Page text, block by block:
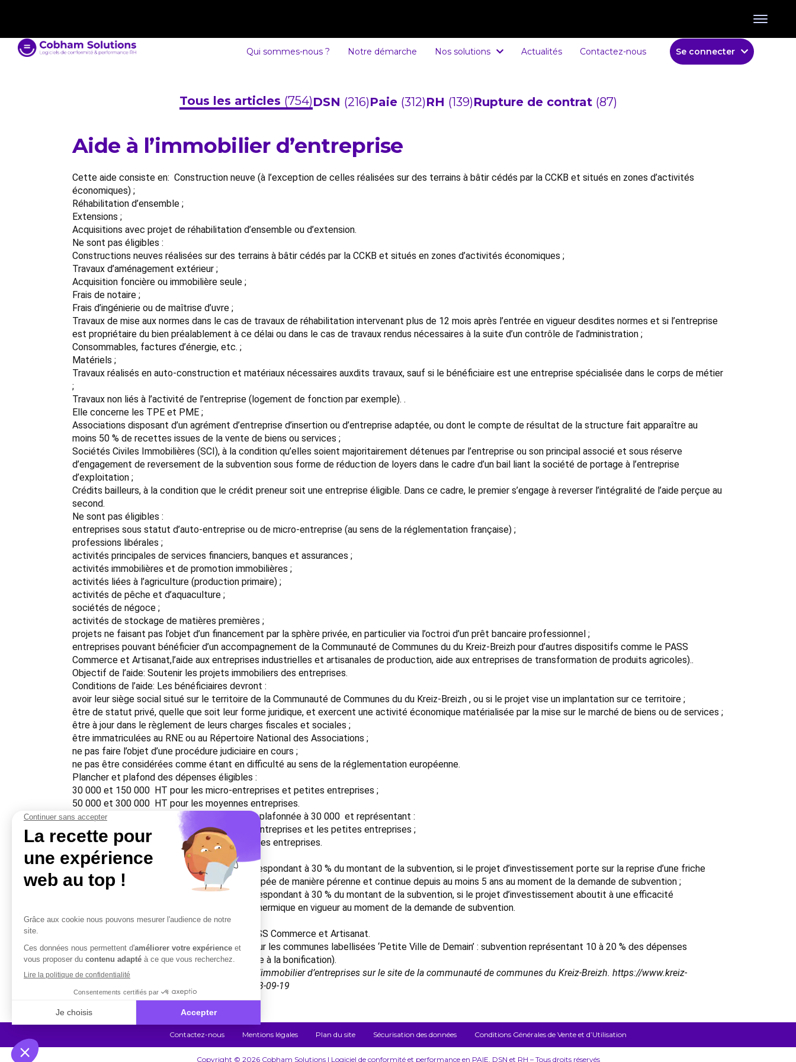
Qui sommes-nous ? Notre démarche Nos solutions Actualités Contactez-nous Se connecter
Tous les articles (754)DSN (216)Paie (312)RH (139)Rupture de contrat (87)
Aide à l’immobilier d’entreprise
Cette aide consiste en: Construction neuve (à l’exception de celles réalisées sur des terrains à bâtir cédés par la CCKB et situés en zones d’activités
économiques) ;
Réhabilitation d’ensemble ;
Extensions ;
Acquisitions avec projet de réhabilitation d’ensemble ou d’extension.
Ne sont pas éligibles :
Constructions neuves réalisées sur des terrains à bâtir cédés par la CCKB et situés en zones d’activités économiques ;
Travaux d’aménagement extérieur ;
Acquisition foncière ou immobilière seule ;
Frais de notaire ;
Frais d’ingénierie ou de maîtrise d’uvre ;
Travaux de mise aux normes dans le cas de travaux de réhabilitation intervenant plus de 12 mois après l’entrée en vigueur desdites normes et si l’entreprise
est propriétaire du bien préalablement à ce délai ou dans le cas de travaux rendus nécessaires à la suite d’un contrôle de l’administration ;
Consommables, factures d’énergie, etc. ;
Matériels ;
Travaux réalisés en auto-construction et matériaux nécessaires auxdits travaux, sauf si le bénéficiaire est une entreprise spécialisée dans le corps de métier
;
Travaux non liés à l’activité de l’entreprise (logement de fonction par exemple). .
Elle concerne les TPE et PME ;
Associations disposant d’un agrément d’entreprise d’insertion ou d’entreprise adaptée, ou dont le compte de résultat de la structure fait apparaître au
moins 50 % de recettes issues de la vente de biens ou services ;
Sociétés Civiles Immobilières (SCI), à la condition qu’elles soient majoritairement détenues par l’entreprise ou son principal associé et sous réserve
d’engagement de reversement de la subvention sous forme de réduction de loyers dans le cadre d’un bail liant la société de portage à l’entreprise
d’exploitation ;
Crédits bailleurs, à la condition que le crédit preneur soit une entreprise éligible. Dans ce cadre, le premier s’engage à reverser l’intégralité de l’aide perçue au
second.
Ne sont pas éligibles :
entreprises sous statut d’auto-entreprise ou de micro-entreprise (au sens de la réglementation française) ;
professions libérales ;
activités principales de services financiers, banques et assurances ;
activités immobilières et de promotion immobilières ;
activités liées à l’agriculture (production primaire) ;
activités de pêche et d’aquaculture ;
sociétés de négoce ;
activités de stockage de matières premières ;
projets ne faisant pas l’objet d’un financement par la sphère privée, en particulier via l’octroi d’un prêt bancaire professionnel ;
entreprises pouvant bénéficier d’un accompagnement de la Communauté de Communes du du Kreiz-Breizh pour d’autres dispositifs comme le PASS
Commerce et Artisanat,l’aide aux entreprises industrielles et artisanales de production, aide aux entreprises de transformation de produits agricoles)..
Objectif de l’aide: Soutenir les projets immobiliers des entreprises.
Conditions de l’aide: Les bénéficiaires devront :
avoir leur siège social situé sur le territoire de la Communauté de Communes du du Kreiz-Breizh , ou si le projet vise un implantation sur ce territoire ;
être de statut privé, quelle que soit leur forme juridique, et exercent une activité économique matérialisée par la mise sur le marché de biens ou de services ;
être à jour dans le règlement de leurs charges fiscales et sociales ;
être immatriculées au RNE ou au Répertoire National des Associations ;
ne pas faire l’objet d’une procédure judiciaire en cours ;
ne pas être considérées comme étant en difficulté au sens de la réglementation européenne.
Plancher et plafond des dépenses éligibles :
30 000 et 150 000  HT pour les micro-entreprises et petites entreprises ;
50 000 et 300 000  HT pour les moyennes entreprises.
Montant de l’aide: Cas généraux : subvention plafonnée à 30 000  et représentant :
20 % des dépenses éligibles pour les micro-entreprises et les petites entreprises ;
10 % des dépenses éligibles pour les moyennes entreprises.
Bonus :
bonus d’un montant de 9 000  maximum, correspondant à 30 % du montant de la subvention, si le projet d’investissement porte sur la reprise d’une friche
industrielle, artisanale ou commerciale inoccupée de manière pérenne et continue depuis au moins 5 ans au moment de la demande de subvention ;
bonus d’un montant de 9 000  maximum, correspondant à 30 % du montant de la subvention, si le projet d’investissement aboutit à une efficacité
énergétique supérieure à la réglementation thermique en vigueur au moment de la demande de subvention.
Ces deux bonus sont cumulables.
Ce dispositif n’est pas cumulable avec le PASS Commerce et Artisanat.
Cas des projets immobiliers majeurs portés sur les communes labellisées ‘Petite Ville de Demain’ : subvention représentant 10 à 20 % des dépenses
éligibles, dans la limite de 50 000  (non éligible à la bonification).
Source: Consulter la présentation de l’aide à l’immobilier d’entreprises sur le site de la communauté de communes du Kreiz-Breizh. https://www.kreiz-
breizh.fr/aide-a-limmobilier-dentreprises/ 2023-09-19
Contactez-nous Mentions légales Plan du site Sécurisation des données Conditions Générales de Vente et d’Utilisation
Copyright © 2026 Cobham Solutions | Logiciel de conformité et performance en PAIE, DSN et RH – Tous droits réservés